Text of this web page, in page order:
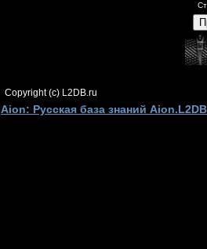
Copyright (c) L2DB.ru
Aion: Русская база знаний